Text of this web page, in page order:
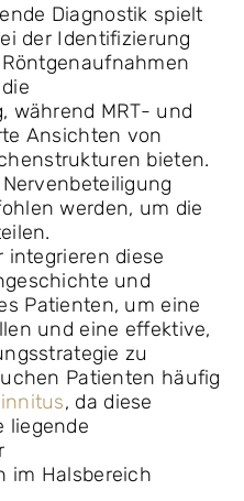
Diagnostik spielt
der Identifizierung
während MRT- und
Ansichten von
bieten.
werden, um die
integrieren diese
und
Patienten, um eine
und eine effektive,
zu
Patienten häufig
, da diese
liegende
im Halsbereich